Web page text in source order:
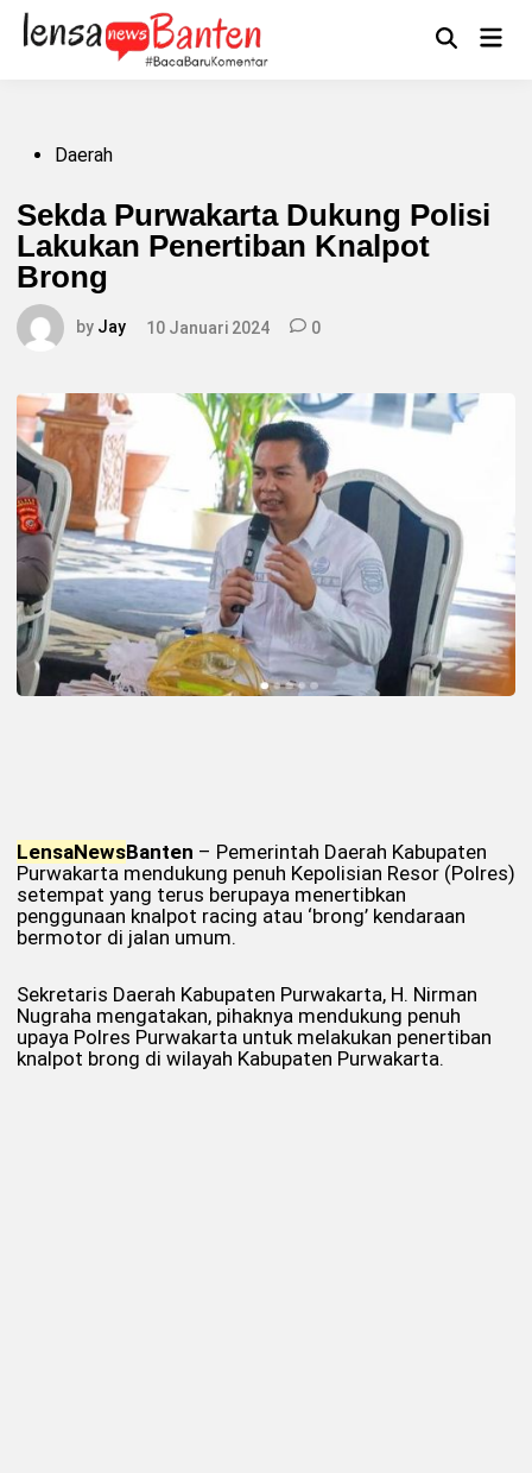
Skip
content
OpenMain
PostedDaerah
Sekda Purwakarta Dukung Polisi
Lakukan Penertiban Knalpot
Brong
by Jay 10 Januari 2024 0
LensaNewsBanten – Pemerintah Daerah Kabupaten
Purwakarta mendukung penuh Kepolisian Resor (Polres)
setempat yang terus berupaya menertibkan
penggunaan knalpot racing atau ‘brong’ kendaraan
bermotor di jalan umum.
Sekretaris Daerah Kabupaten Purwakarta, H. Nirman
Nugraha mengatakan, pihaknya mendukung penuh
upaya Polres Purwakarta untuk melakukan penertiban
knalpot brong di wilayah Kabupaten Purwakarta.